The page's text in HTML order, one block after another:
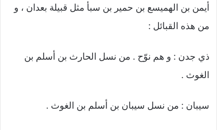
أيمن بن الهميسع بن حمير بن سبأ مثل قبيلة بعدان ، و
من هذه القبائل :
ذي جدن : و هم نوّح . من نسل الحارث بن أسلم بن
الغوث .
سيبان : من نسل سيبان بن أسلم بن الغوث .